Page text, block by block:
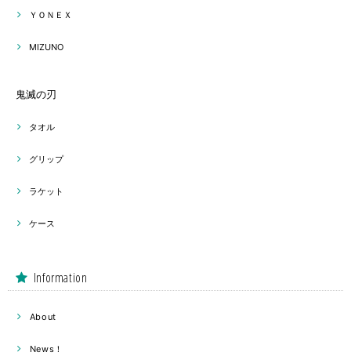
ＹＯＮＥＸ
MIZUNO
鬼滅の刃
タオル
グリップ
ラケット
ケース
Information
About
News！